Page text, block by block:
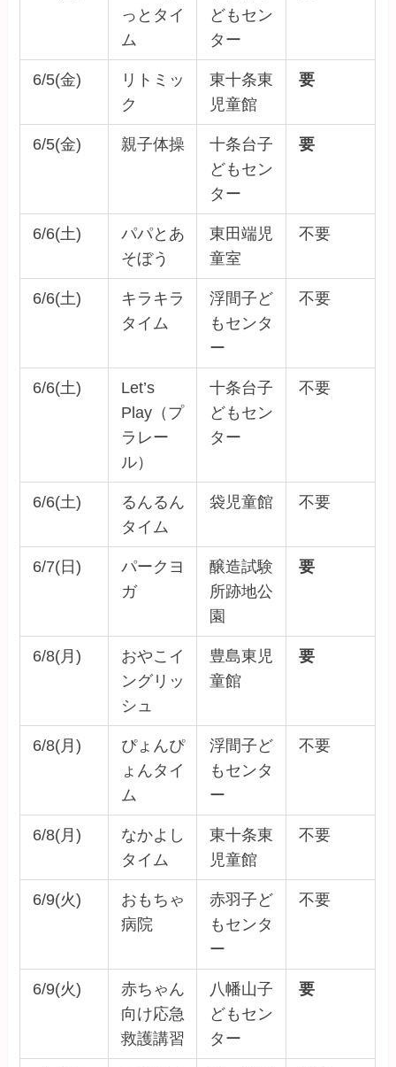
っとタイ
ム
どもセン
ター
6/5(金)
リトミッ
ク
東十条東
児童館
要
6/5(金) 親子体操
十条台子
どもセン
ター
要
6/6(土)
パパとあ
そぼう
東田端児
童室
不要
6/6(土)
キラキラ
タイム
浮間子ど
もセンタ
ー
不要
6/6(土)
Let’s
Play（プ
ラレー
ル）
十条台子
どもセン
ター
不要
6/6(土)
るんるん
タイム
袋児童館 不要
6/7(日)
パークヨ
ガ
醸造試験
所跡地公
園
要
6/8(月)
おやこイ
ングリッ
シュ
豊島東児
童館
要
6/8(月)
ぴょんぴ
ょんタイ
ム
浮間子ど
もセンタ
ー
不要
6/8(月)
なかよし
タイム
東十条東
児童館
不要
6/9(火)
おもちゃ
病院
赤羽子ど
もセンタ
ー
不要
6/9(火)
赤ちゃん
向け応急
救護講習
八幡山子
どもセン
ター
要